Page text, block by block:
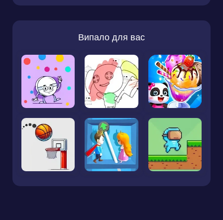
Випало для вас